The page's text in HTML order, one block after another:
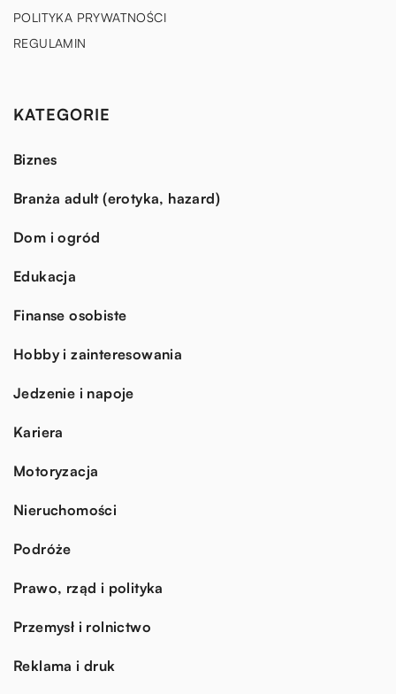
POLITYKA PRYWATNOŚCI
REGULAMIN
KATEGORIE
Biznes
Branża adult (erotyka, hazard)
Dom i ogród
Edukacja
Finanse osobiste
Hobby i zainteresowania
Jedzenie i napoje
Kariera
Motoryzacja
Nieruchomości
Podróże
Prawo, rząd i polityka
Przemysł i rolnictwo
Reklama i druk